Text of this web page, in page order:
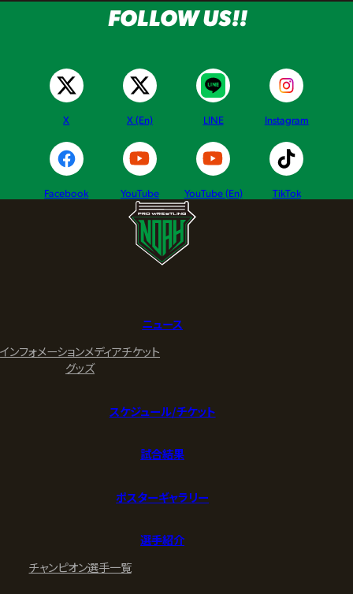
FOLLOW US!!
X X (En) LINE Instagram
Facebook YouTube YouTube (En) TikTok
ニュース
インフォメーションメディアチケット
グッズ
スケジュール/チケット
試合結果
ポスターギャラリー
選手紹介
チャンピオン選手一覧